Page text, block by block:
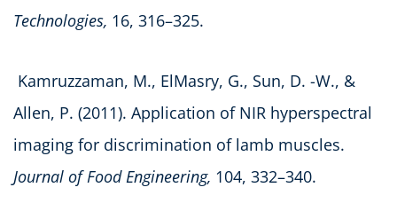
Technologies, 16, 316–325.
Kamruzzaman, M., ElMasry, G., Sun, D. -W., &
Allen, P. (2011). Application of NIR hyperspectral
imaging for discrimination of lamb muscles.
Journal of Food Engineering, 104, 332–340.